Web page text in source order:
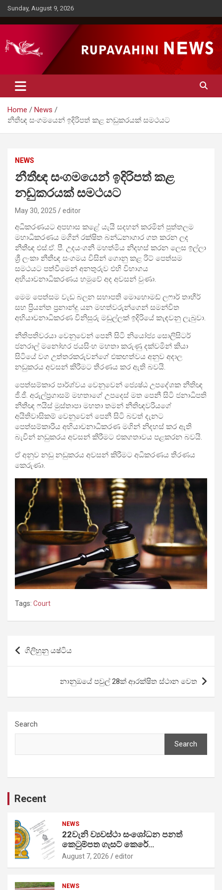
Skip
to
content
Sunday, August 9, 2026
Rupavahini News
Home
News
නීතීඥ සංගමයෙන් ඉදිරිපත් කළ නඩුකරයක් සමථයට
NEWS
නීතීඥ සංගමයෙන් ඉදිරිපත් කළ
නඩුකරයක් සමථයට
May 30, 2025 editor
අධිකරණයට අපහාස කළේ යැයි සදහන් කරමින් පුත්තලම
මහාධිකරණය මගින් රක්ෂිත බන්ධනාගාර ගත කරන ලද
නීතීඥ එස්.ඒ. පී. උදයංගනී මහත්මිය නිදහස් කරන ලෙස ඉල්ලා
ශ්‍රී ලංකා නීතීඥ සංගමය විසින් ගොනු කළ රිට් පෙත්සම
සමථයට පත්වීමෙන් අනතුරුව එහි විභාගය
අභියාචනාධිකරණය හමුවේ අද අවසන් වුණා.
මෙම පෙත්සම වැඩ බලන සභාපති මොහොමඩ් ලෆාර් තාහීර්
සහ ප්‍රියන්ත ප්‍රනාන්දු යන මහත්වරුන්ගෙන් සමන්විත
අභියාචනාධිකරණ විනිසුරු මඩුල්ලක් ඉදිරියේ කැඳවනු ලැබුවා.
නීතිපතිවරයා වෙනුවෙන් පෙනී සිටි නියෝජ්‍ය සොලිසිටර්
ජනරාල් මනෝහර ජයසිංහ මහතා කරුණු දක්වමින් කියා
සිටියේ වග උත්තරකරුවන්ගේ එකඟත්වය අනුව අදාල
නඩුකරය අවසන් කිරීමට තීරණය කර ඇති බවයි.
පෙත්සම්කාර පාර්ශ්වය වෙනුවෙන් ජ්‍යෙෂ්ඨ උපදේශක නීතිඥ
ජී.ජී. අරුල්ප්‍රගාසම් මහතාගේ උපදෙස් මත පෙනී සිටි ජනාධිපති
නීතීඥ ෆයිස් මුස්තාපා මහතා තමන් නීතිඥවරියගේ
අයිතිවාසිකම් වෙනුවෙන් පෙනී සිටි බවත් දැනට
පෙත්සම්කාරිය අභියාචනාධිකරණ මගින් නිදහස් කර ඇති
බැවින් නඩුකරය අවසන් කිරීමට එකගතාවය පළකරන බවයි.
ඒ අනුව නඩු නඩුකරය අවසන් කිරීමට අධිකරණය තීරණය
කෙරුණා.
Tags: Court
Post
navigation
ගිලිහුනු යෂ්ටිය
නානුඔයේ පවුල් 28ක් ආරක්ෂිත ස්ථාන වෙත
Search
Search
Recent
NEWS
22වැනි ව්‍යවස්ථා සංශෝධන පනත්
කෙටුම්පත ගැසට් කෙරේ…
August 7, 2026 editor
NEWS